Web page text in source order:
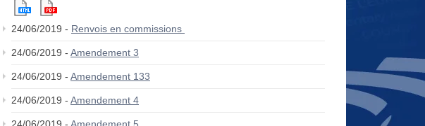
24/06/2019 - Renvois en commissions
24/06/2019 - Amendement 3
24/06/2019 - Amendement 133
24/06/2019 - Amendement 4